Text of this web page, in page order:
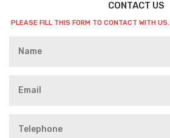
CONTACT US
PLEASE FILL THIS FORM TO CONTACT WITH US.